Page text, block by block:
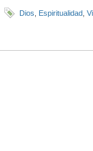
Dios Espiritualidad